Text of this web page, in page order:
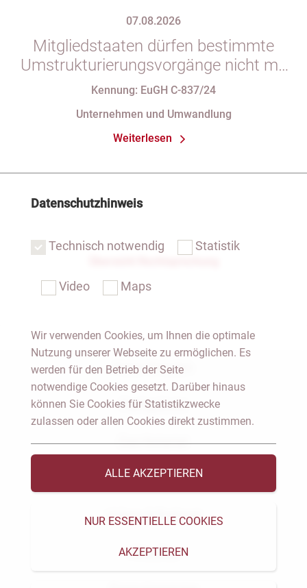
07.08.2026
Mitgliedstaaten dürfen bestimmte
Umstrukturierungsvorgänge nicht mit
indirekten Steuern belasten
Kennung: EuGH C-837/24
Unternehmen und Umwandlung
Weiterlesen
Notar Dresden
Fachgebiete
Das Notariat
Vorträge & Veröffentlichungen
Videos & Podcast
Aktuelles
Datenschutzhinweis
Technisch notwendig Statistik
Video Maps
Wir verwenden Cookies, um Ihnen die optimale
Nutzung unserer Webseite zu ermöglichen. Es
werden für den Betrieb der Seite
notwendige Cookies gesetzt. Darüber hinaus
können Sie Cookies für Statistikzwecke
zulassen oder allen Cookies direkt zustimmen.
ALLE AKZEPTIEREN
NUR ESSENTIELLE COOKIES
AKZEPTIEREN